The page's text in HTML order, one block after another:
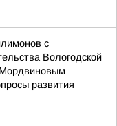
с
Вологодской
развития